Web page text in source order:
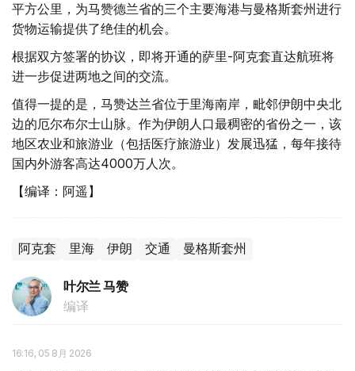
平方公里，为马赞德兰省的三个主要海港与曼格斯套州进行
货物运输提供了绝佳的机会。
根据双方签署的协议，即将开通的萨里-阿克套直达航班将
进一步促进两地之间的交流。
值得一提的是，马赞达兰省位于里海南岸，毗邻伊朗中央北
边的厄尔布尔士山脉。作为伊朗人口最稠密的省份之一，该
地区农业和旅游业（包括医疗旅游业）发展迅猛，每年接待
国内外游客高达4000万人次。
【编译：阿遥】
阿克套 里海 伊朗 交通 曼格斯套州
叶尔兰 马赞
编译
16:16, 05 8月 2026